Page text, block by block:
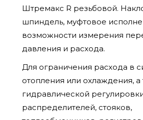
Штремакс R резьбовой.
шпиндель, муфтовое
возможности измерения
давления и расхода.
Для ограничения расхода в
отопления или охлаждения, а
гидравлической
распределителей, стояков,